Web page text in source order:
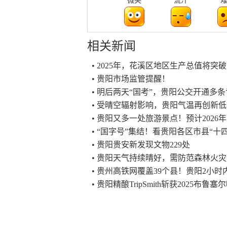
相关新闻
• 2025年，花溪区地区生产总值将突
• 贵阳市场监管提醒！
• 明后两天“国考”，贵阳公交开通多
• 受晴空辐射影响，贵阳气温再创新低
• 贵阳又多一处旅游景点！预计2026
• “国字号”集结！看贵阳各区市县“十
• 贵阳贵安新发现文物229处
• 贵阳天气持续晴好，需防范森林火灾
• 贵州高铁网覆盖39个县！贵阳2小时
• 贵阳精酿TripSmith斩获2025布鲁塞